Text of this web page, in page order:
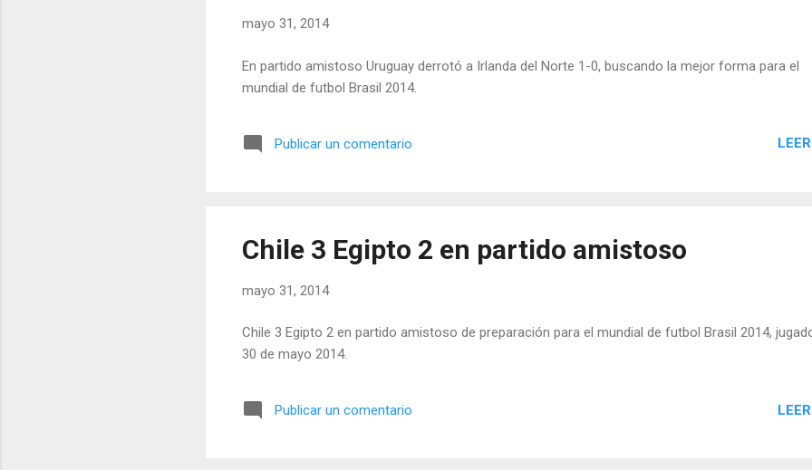
mayo 31, 2014
En partido amistoso Uruguay derrotó a Irlanda del Norte 1-0, buscando la mejor forma para el
mundial de futbol Brasil 2014.
Publicar un comentario
Chile 3 Egipto 2 en partido amistoso
mayo 31, 2014
Chile 3 Egipto 2 en partido amistoso de preparación para el mundial de futbol Brasil 2014,
30 de mayo 2014.
Publicar un comentario